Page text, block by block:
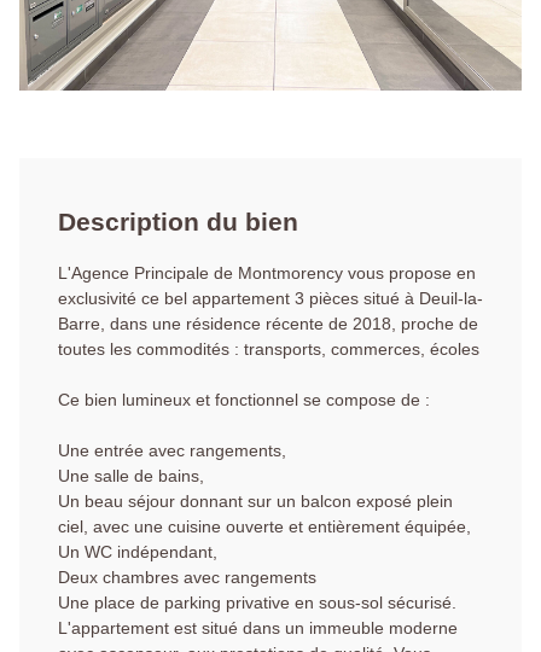
Description du bien
L'Agence Principale de Montmorency vous propose en
exclusivité ce bel appartement 3 pièces situé à Deuil-la-
Barre, dans une résidence récente de 2018, proche de
toutes les commodités : transports, commerces, écoles
Ce bien lumineux et fonctionnel se compose de :
Une entrée avec rangements,
Une salle de bains,
Un beau séjour donnant sur un balcon exposé plein
ciel, avec une cuisine ouverte et entièrement équipée,
Un WC indépendant,
Deux chambres avec rangements
Une place de parking privative en sous-sol sécurisé.
L'appartement est situé dans un immeuble moderne